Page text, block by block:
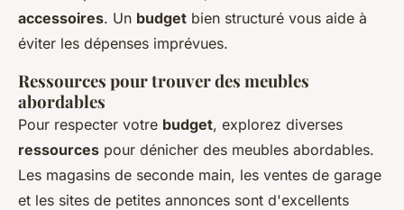
accessoires. Un budget bien structuré vous aide à
éviter les dépenses imprévues.
Ressources pour trouver des meubles
abordables
Pour respecter votre budget, explorez diverses
ressources pour dénicher des meubles abordables.
Les magasins de seconde main, les ventes de garage
et les sites de petites annonces sont d'excellents